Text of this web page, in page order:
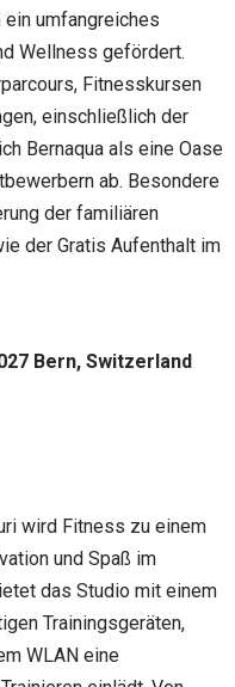
umfangreiches
Wellness gefördert.
Fitnesskursen
einschließlich der
Bernaqua als eine Oase
ab. Besondere
der familiären
der Gratis Aufenthalt im
Bern, Switzerland
wird Fitness zu einem
und Spaß im
das Studio mit einem
Trainingsgeräten,
WLAN eine